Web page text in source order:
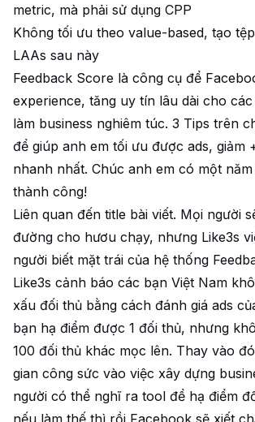
metric, mà phải sử dụng CPP
Không tối ưu theo value-based, tạo
LAAs sau này
Feedback Score là công cụ để
experience, tăng uy tín lâu dài cho
làm business nghiêm túc. 3 Tips trên
để giúp anh em tối ưu được ads, giảm
nhanh nhất. Chúc anh em có một
thành công!
Liên quan đến title bài viết. Mọi người
đường cho hươu chạy, nhưng Like3s
người biết mặt trái của hệ thống
Like3s cảnh báo các bạn Việt Nam
xấu đối thủ bằng cách đánh giá ads
bạn hạ điểm được 1 đối thủ, nhưng
100 đối thủ khác mọc lên. Thay vào
gian công sức vào việc xây dựng
người có thể nghĩ ra tool để hạ điểm
nếu làm thế thì rồi Facebook sẽ xiết